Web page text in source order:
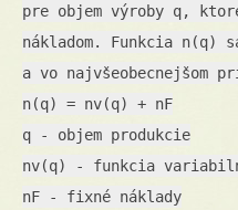
pre objem výroby q,
nákladom. Funkcia n(q)
a vo najvšeobecnejšom
n(q) = nv(q) + nF
q - objem produkcie
nv(q) - funkcia
nF - fixné náklady